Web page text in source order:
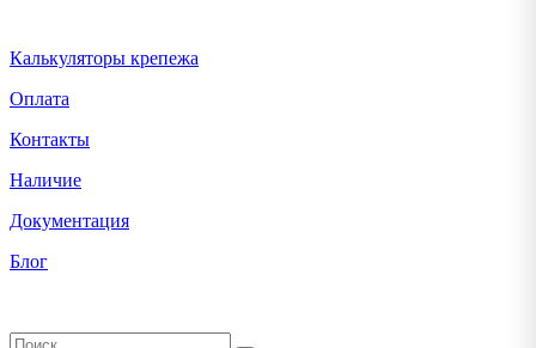
Калькуляторы крепежа
Оплата
Контакты
Наличие
Документация
Блог